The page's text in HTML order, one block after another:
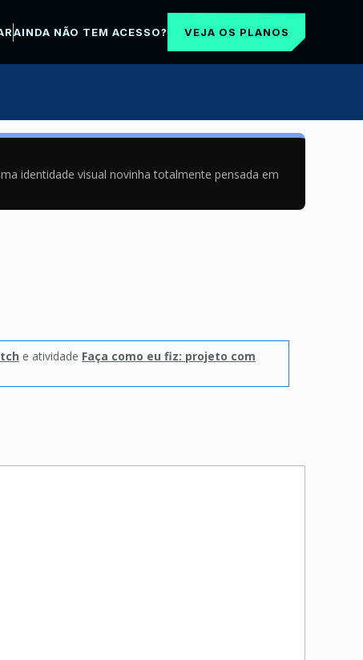
AINDA NÃO TEM ACESSO? VEJA OS PLANOS
identidade visual novinha totalmente pensada em
e atividade Faça como eu fiz: projeto com